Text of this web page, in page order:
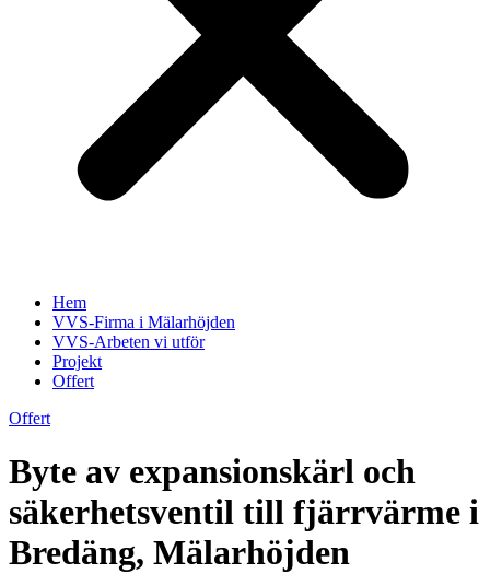
Hem
VVS-Firma i Mälarhöjden
VVS-Arbeten vi utför
Projekt
Offert
Offert
Byte av expansionskärl och
säkerhetsventil till fjärrvärme i
Bredäng, Mälarhöjden